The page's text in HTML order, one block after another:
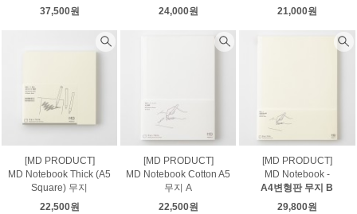
37,500원
24,000원
21,000원
[MD PRODUCT]
MD Notebook Thick (A5
Square) 무지
22,500원
[MD PRODUCT]
MD Notebook Cotton A5
무지 A
22,500원
[MD PRODUCT]
MD Notebook -
A4변형판 무지 B
29,800원